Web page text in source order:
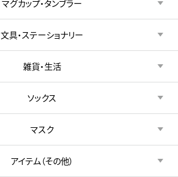
マグカップ・タンブラー
文具・ステーショナリー
雑貨・生活
ソックス
マスク
アイテム（その他）